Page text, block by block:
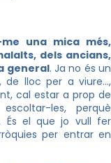
una mica més,
dels ancians,
general. Ja no és un
de lloc per a viure…,
cal estar a prop de
les, perquè
. És el que jo vull fer
per entrar en